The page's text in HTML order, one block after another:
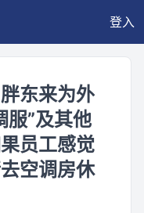
登入
东来为外
服”及其他
员工感觉
空调房休